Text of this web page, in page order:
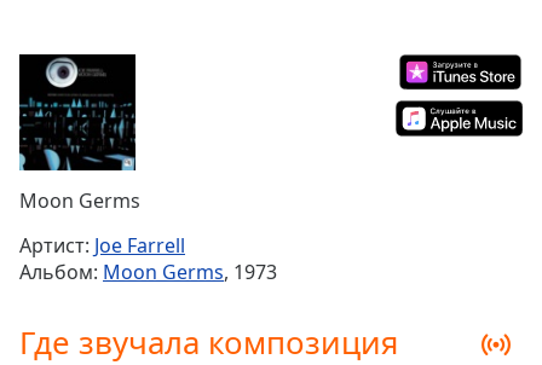
Current
Time0:00
Duration-:-
Loaded:
Stream
TypeLIVE
Seek to
live,
liveLIVE
Moon Germs
Артист: Joe Farrell
Альбом: Moon Germs, 1973
Где звучала композиция